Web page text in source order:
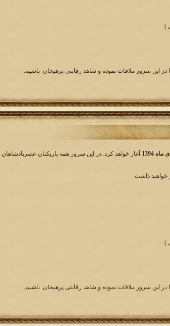
)
در این سرور ملاقات نموده و شاهد رقابتی پرهیجان باشیم.
آغاز خواهد کرد. در این سرور همه بازیکنان
خواهند داشت.
)
در این سرور ملاقات نموده و شاهد رقابتی پرهیجان باشیم.